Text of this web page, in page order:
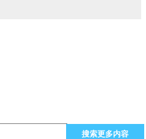
搜索更多内容